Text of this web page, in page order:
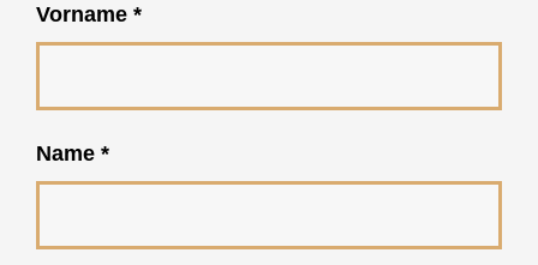
Vorname *
Name *